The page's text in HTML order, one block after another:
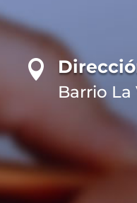

Barrio La